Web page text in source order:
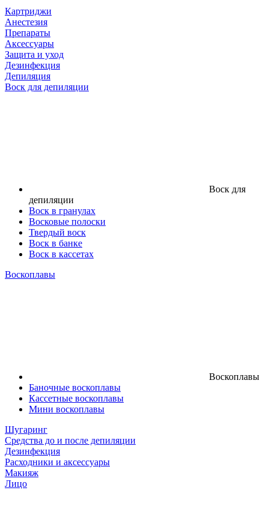
Картриджи
Анестезия
Препараты
Аксессуары
Защита и уход
Дезинфекция
Депиляция
Воск для депиляции
Воск для
депиляции
Воск в гранулах
Восковые полоски
Твердый воск
Воск в банке
Воск в кассетах
Воскоплавы
Воскоплавы
Баночные воскоплавы
Кассетные воскоплавы
Мини воскоплавы
Шугаринг
Средства до и после депиляции
Дезинфекция
Расходники и аксессуары
Макияж
Лицо